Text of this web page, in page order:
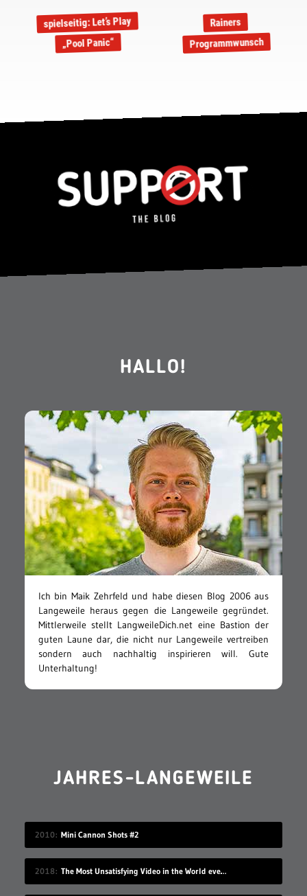
spielseitig: Let’s Play
„Pool Panic“
Rainers
Programmwunsch
HALLO!
Ich bin Maik Zehrfeld und habe diesen Blog 2006 aus
Langeweile heraus gegen die Langeweile gegründet.
Mittlerweile stellt LangweileDich.net eine Bastion der
guten Laune dar, die nicht nur Langeweile vertreiben
sondern auch nachhaltig inspirieren will. Gute
Unterhaltung!
JAHRES-LANGEWEILE
2010 Mini Cannon Shots #2
2018 The Most Unsatisfying Video in the World ever made – part 2